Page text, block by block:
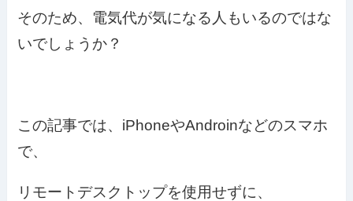
そのため、電気代が気になる人もいるのではな
いでしょうか？
この記事では、iPhoneやAndroinなどのスマホ
で、
リモートデスクトップを使用せずに、